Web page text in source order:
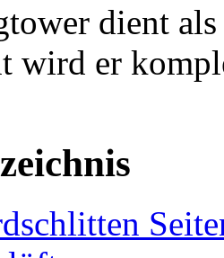
dient
wird er